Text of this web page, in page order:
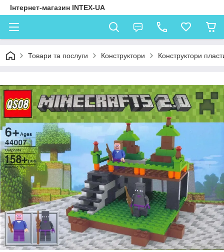
Інтернет-магазин INTEX-UA
Товари та послуги Конструктори Конструктори